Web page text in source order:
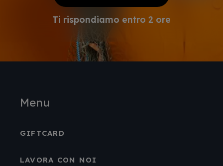
Ti rispondiamo entro 2 ore
Menu
GIFTCARD
LAVORA CON NOI